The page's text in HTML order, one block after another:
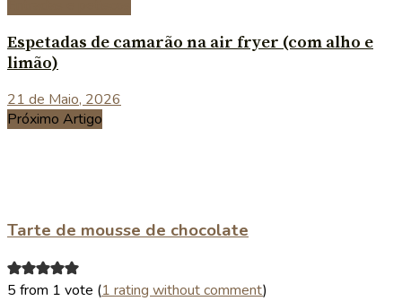
Espetadas de camarão na air fryer (com alho e
limão)
21 de Maio, 2026
Próximo Artigo
Tarte de mousse de chocolate
5 from 1 vote (1 rating without comment)